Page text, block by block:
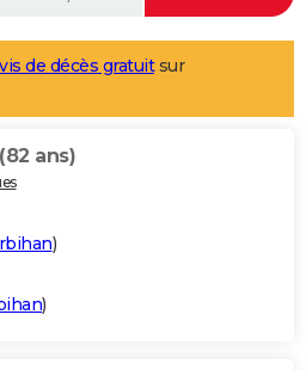
de décès gratuitsur
(82 ans)
)
)